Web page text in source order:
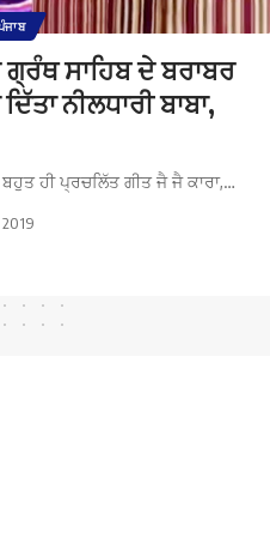
ਸਾਹਿਬ ਦੇ ਬਰਾਬਰ
ਨੀਲਧਾਰੀ ਬਾਬਾ,
ਹੀ ਪ੍ਰਚਲਿੱਤ ਗੀਤ ਜੈ ਜੈ ਕਾਰਾ,…